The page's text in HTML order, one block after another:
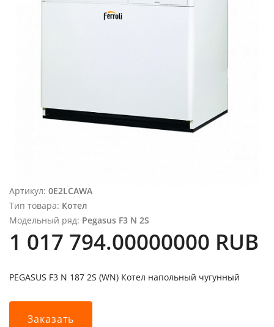
Артикул: 0E2LCAWA
Тип товара: Котел
Модельный ряд: Pegasus F3 N 2S
1 017 794.00000000 RUB
PEGASUS F3 N 187 2S (WN) Котел напольный чугунный
Заказать